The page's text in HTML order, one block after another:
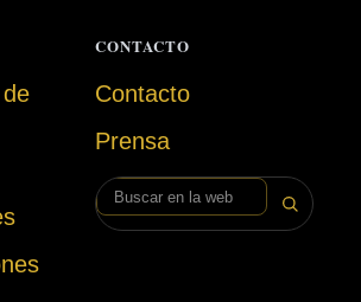
CONTACTO
Contacto
Prensa
Buscar en la web